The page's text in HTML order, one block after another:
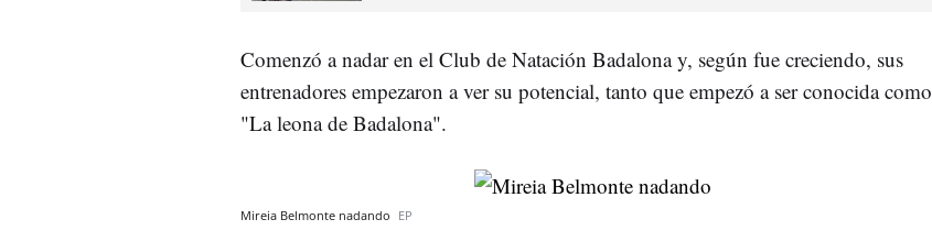
Comenzó a nadar en el Club de Natación Badalona y, según fue creciendo, sus
entrenadores empezaron a ver su potencial, tanto que empezó a ser conocida como
"La leona de Badalona".
Mireia Belmonte nadando EP